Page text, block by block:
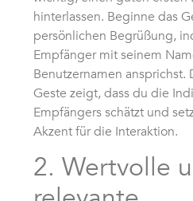
hinterlassen. Beginne das
persönlichen Begrüßung,
Empfänger mit seinem
Benutzernamen ansprichst.
Geste zeigt, dass du die
Empfängers schätzt und
Akzent für die Interaktion.
2. Wertvolle